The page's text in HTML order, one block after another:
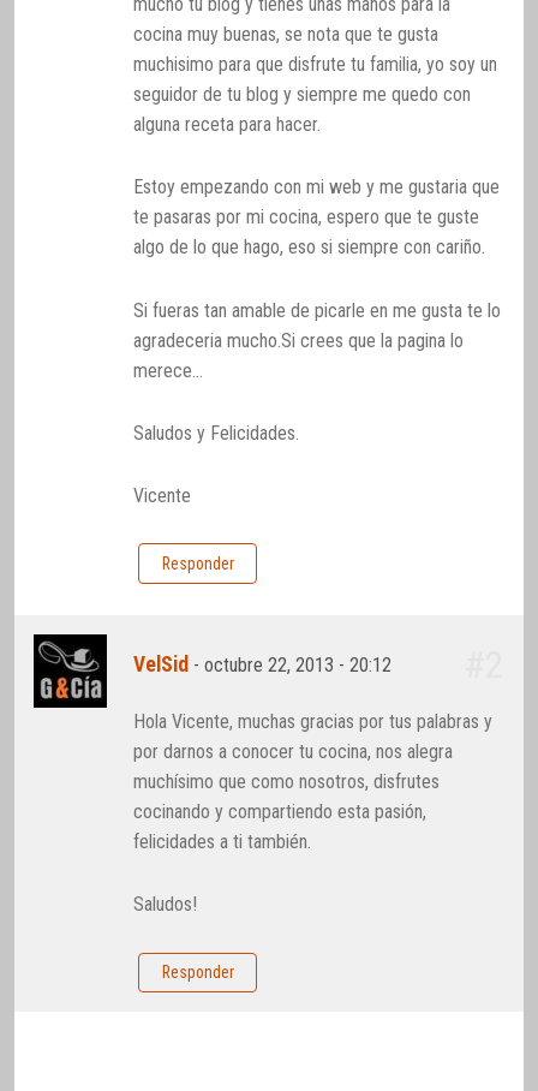
cocina muy buenas, se nota que te gusta
muchisimo para que disfrute tu familia, yo soy un
seguidor de tu blog y siempre me quedo con
alguna receta para hacer.
Estoy empezando con mi web y me gustaria que
te pasaras por mi cocina, espero que te guste
algo de lo que hago, eso si siempre con cariño.
Si fueras tan amable de picarle en me gusta te lo
agradeceria mucho.Si crees que la pagina lo
merece…
Saludos y Felicidades.
Vicente
Responder
VelSid -octubre 22, 2013 - 20:12
Hola Vicente, muchas gracias por tus palabras y
por darnos a conocer tu cocina, nos alegra
muchísimo que como nosotros, disfrutes
cocinando y compartiendo esta pasión,
felicidades a ti también.
Saludos!
Responder